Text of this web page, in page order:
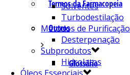
Termos da Farmacopeia
Outros
Glossário
Solventes
Turbodestilação
Métodos de Purificação
Desterpenação
Subprodutos
Hidrolatos